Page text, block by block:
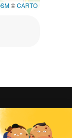
©CARTO